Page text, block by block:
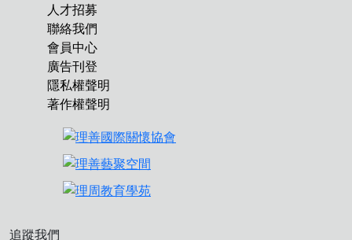
人才招募
聯絡我們
會員中心
廣告刊登
隱私權聲明
著作權聲明
追蹤我們